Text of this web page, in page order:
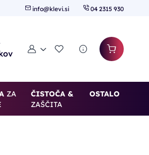
info@klevi.si 04 2315 930
Moj računSeznam želja
ZA
ČISTOČA &
ZAŠČITA
OSTALO